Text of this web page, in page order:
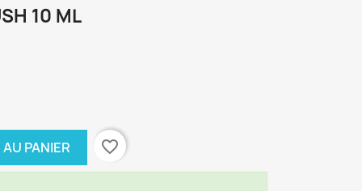
10 ML
PANIER favorite_border